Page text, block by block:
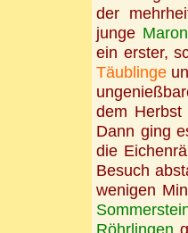
der
junge
ein erster,
Täublinge
dem
Dann ging
die
Besuch
wenigen
Röhrlingen